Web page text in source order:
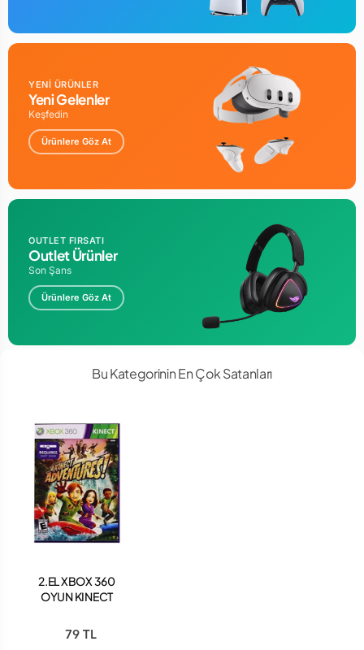
YENİ ÜRÜNLER
Yeni Gelenler
Keşfedin
Ürünlere Göz At
OUTLET FIRSATI
Outlet Ürünler
Son Şans
Ürünlere Göz At
Bu Kategorinin En Çok Satanları
2.EL XBOX 360
OYUN KINECT
79 TL